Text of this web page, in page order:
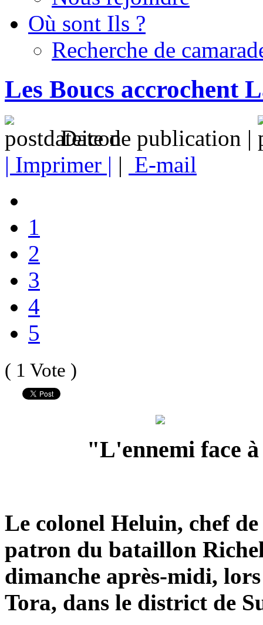
Où sont Ils ?
Recherche de
Les Boucs accrochent
Date de publication |
| Imprimer | | E-mail
1
2
3
4
5
( 1 Vote )
"L'ennemi face
Le colonel Heluin, chef
patron du bataillon
dimanche après-midi,
Tora, dans le district de